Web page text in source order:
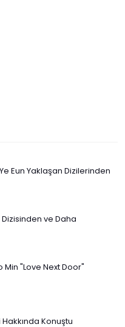
Eun Yaklaşan Dizilerinden
ve Daha
Min "Love Next Door"
Konuştu